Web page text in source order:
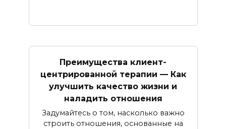
Преимущества клиент-
центрированной терапии — Как
улучшить качество жизни и
наладить отношения
Задумайтесь о том, насколько важно
строить отношения, основанные на